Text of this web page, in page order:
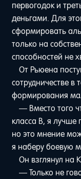
первогодок и
деньгами. Для
сформировать
только на
способностей не
От Рьюена
сотрудничестве в
формирования
— Вместо того
класса B, я лучше
но это мнение
я наберу боевую
Он взглянул на
— Только не